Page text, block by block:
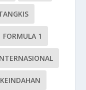
FORMULA 1
KEINDAHAN